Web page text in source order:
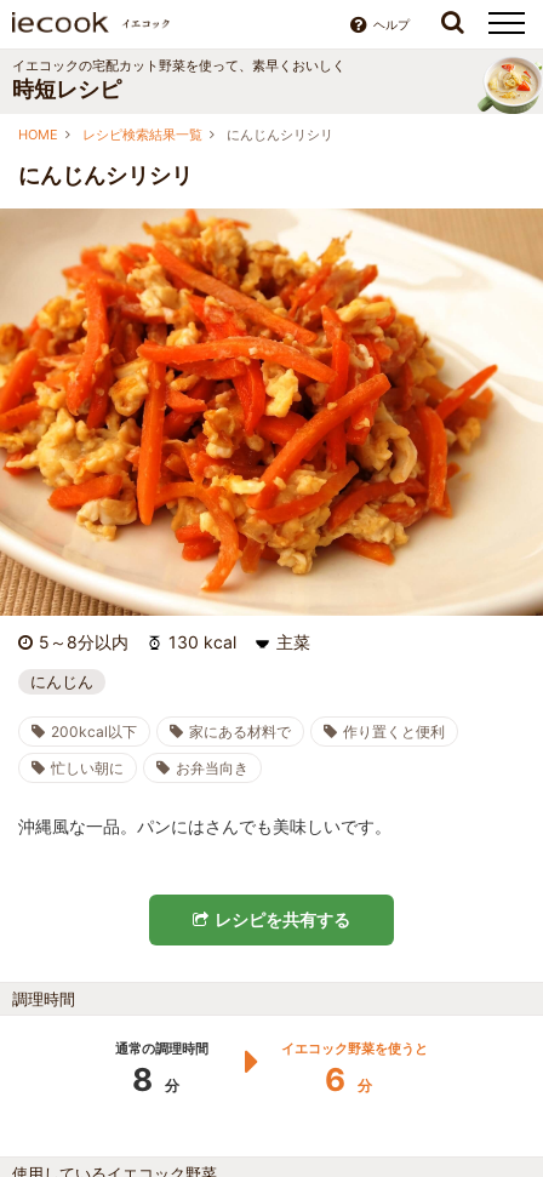
ヘルプ
イエコックの宅配カット野菜を使って、素早くおいしく
時短レシピ
HOME レシピ検索結果一覧 にんじんシリシリ
にんじんシリシリ
5～8分以内 130 kcal 主菜
にんじん
200kcal以下 家にある材料で
作り置くと便利
忙しい朝に
お弁当向き
沖縄風な一品。パンにはさんでも美味しいです。
レシピを共有する
調理時間
通常の調理時間
8 分
イエコック野菜を使うと
6 分